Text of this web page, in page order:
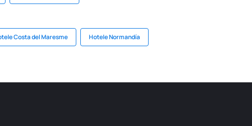
Costa del Maresme Hotele Normandía